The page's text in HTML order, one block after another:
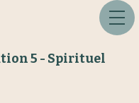
5 - Spirituel